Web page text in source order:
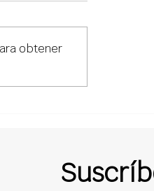
Presupuestos Que
obtener